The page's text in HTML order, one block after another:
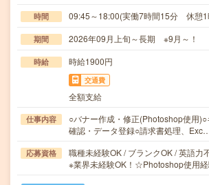
時間 09:45～18:00(実働7時間15分 休憩1
期間 2026年09月上旬～長期 ※9月～！
時給 時給1900円
交通費
全額支給
仕事内容
○バナー作成・修正(Photoshop使用
確認・データ登録○請求書処理、
応募資格
職種未経験OK / ブランクOK / 英語力
※業界未経験OK！☆Photoshop使用